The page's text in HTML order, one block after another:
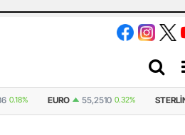
0.18% EURO 55,2510 0.32% STERLIN